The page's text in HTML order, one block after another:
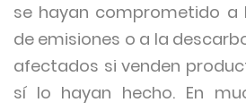
se hayan comprometido a
de emisiones o a la
afectados si venden
sí lo hayan hecho. En